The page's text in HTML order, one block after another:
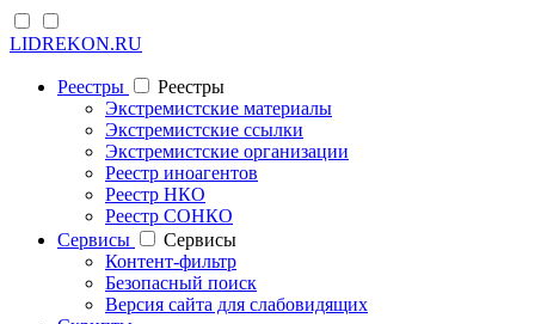
LIDREKON.RU
Реестры
Реестры
Экстремистские материалы
Экстремистские ссылки
Экстремистские организации
Реестр иноагентов
Реестр НКО
Реестр СОНКО
Cервисы
Cервисы
Контент-фильтр
Безопасный поиск
Версия сайта для слабовидящих